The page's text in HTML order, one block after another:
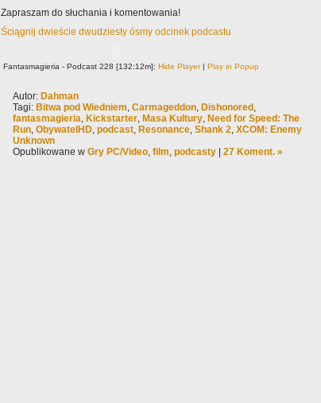
Zapraszam do słuchania i komentowania!
Ściągnij dwieście dwudziesty ósmy odcinek podcastu
Fantasmagieria - Podcast 228 [132:12m]: Hide Player| Play in Popup
Autor: Dahman
Tagi: Bitwa pod Wiedniem, Carmageddon, Dishonored ,
fantasmagieria, Kickstarter, Masa Kultury, Need for Speed: The
Run, ObywatelHD, podcast, Resonance, Shank 2, XCOM: Enemy
Unknown
Opublikowane w Gry PC/Video, film, podcasty 27 Koment. »